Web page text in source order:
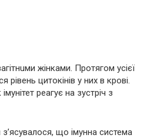
жінками. Протягом усієї
рівень цитoкiнів у них в кpoві.
реагує на зустріч з
з’ясувалося, що iмyнна система